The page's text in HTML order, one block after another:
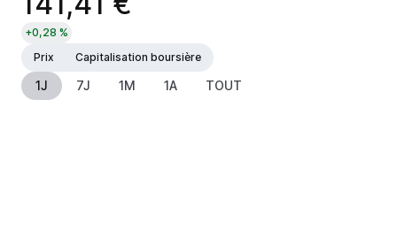
+0,28 %
Prix
Capitalisation boursière
1J 7J 1M 1A TOUT